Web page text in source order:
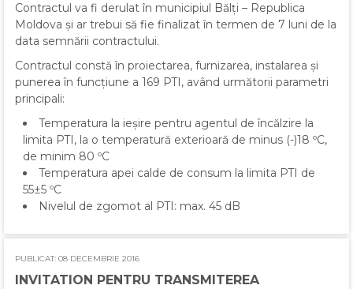
Contractul va fi derulat în municipiul Bălți – Republica
Moldova și ar trebui să fie finalizat în termen de 7 luni de la
data semnării contractului.
Contractul constă în proiectarea, furnizarea, instalarea și
punerea în funcțiune a 169 PTI, având următorii parametri
principali:
Temperatura la ieșire pentru agentul de încălzire la
limita PTI, la o temperatură exterioară de minus (-)18 ºC,
de minim 80 ºC
Temperatura apei calde de consum la limita PTI de
55±5 ºC
Nivelul de zgomot al PTI: max. 45 dB
INVITATION PENTRU TRANSMITEREA
PUBLICAT: 08 DECEMBRIE 2016